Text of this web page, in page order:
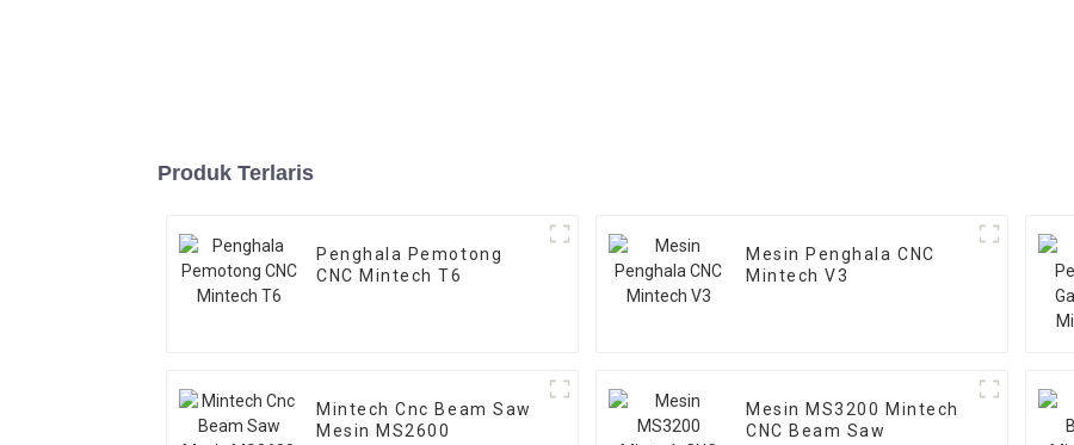
Produk Terlaris
Penghala Pemotong
CNC Mintech T6
Mesin Penghala CNC
Mintech V3
Mintech Cnc Beam Saw
Mesin MS2600
Mesin MS3200 Mintech
CNC Beam Saw